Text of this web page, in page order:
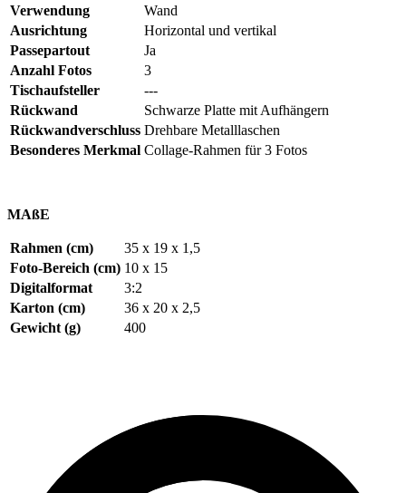
Verwendung
Wand
Ausrichtung
Horizontal und vertikal
Passepartout
Ja
Anzahl Fotos
3
Tischaufsteller
---
Rückwand
Schwarze Platte mit Aufhängern
Rückwandverschluss Drehbare Metalllaschen
Besonderes Merkmal Collage-Rahmen für 3 Fotos
MAßE
Rahmen (cm)
35 x 19 x 1,5
Foto-Bereich (cm) 10 x 15
Digitalformat
3:2
Karton (cm)
36 x 20 x 2,5
Gewicht (g)
400